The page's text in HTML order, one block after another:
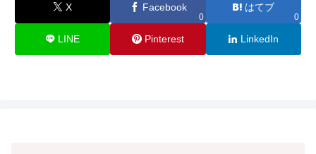
X Facebook
0
はてブ
0
LINE Pinterest LinkedIn